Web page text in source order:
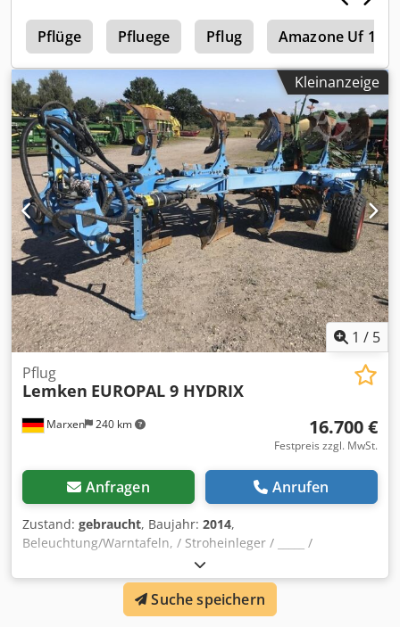
Pflüge Pfluege Pflug Amazone Uf 1501
Kleinanzeige
1 / 5
Marxen 240 km
Pflug
Lemken EUROPAL 9 HYDRIX
16.700 €
Festpreis zzgl. MwSt.
Anfragen Anrufen
Zustand: gebraucht, Baujahr: 2014,
Beleuchtung/Warntafeln, / Stroheinleger / _____ /
Streifenkörper, / Packersystem Fixpack Rohrstabwalze
integriert, / / Steinsicherung hydr., / Strohleitbleche, /
Scheibensech gezackt, / Anlagen 50%, / 340/55-16 Stütz-
Transportrad / stufen Chjdpfx Abeqrryce Rja
Suche speichern